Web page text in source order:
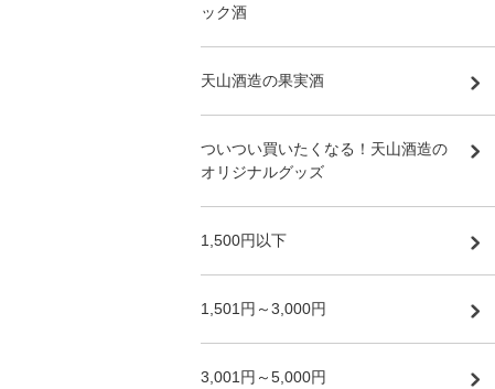
ック酒
天山酒造の果実酒
ついつい買いたくなる！天山酒造の
オリジナルグッズ
1,500円以下
1,501円～3,000円
3,001円～5,000円